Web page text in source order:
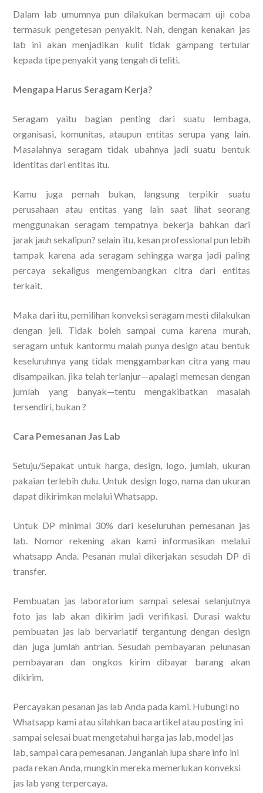
Dalam lab umumnya pun dilakukan bermacam uji coba
termasuk pengetesan penyakit. Nah, dengan kenakan jas
lab ini akan menjadikan kulit tidak gampang tertular
kepada tipe penyakit yang tengah di teliti.
Mengapa Harus Seragam Kerja?
Seragam yaitu bagian penting dari suatu lembaga,
organisasi, komunitas, ataupun entitas serupa yang lain.
Masalahnya seragam tidak ubahnya jadi suatu bentuk
identitas dari entitas itu.
Kamu juga pernah bukan, langsung terpikir suatu
perusahaan atau entitas yang lain saat lihat seorang
menggunakan seragam tempatnya bekerja bahkan dari
jarak jauh sekalipun? selain itu, kesan professional pun lebih
tampak karena ada seragam sehingga warga jadi paling
percaya sekaligus mengembangkan citra dari entitas
terkait.
Maka dari itu, pemilihan konveksi seragam mesti dilakukan
dengan jeli. Tidak boleh sampai cuma karena murah,
seragam untuk kantormu malah punya design atau bentuk
keseluruhnya yang tidak menggambarkan citra yang mau
disampaikan. jika telah terlanjur—apalagi memesan dengan
jumlah yang banyak—tentu mengakibatkan masalah
tersendiri, bukan ?
Cara Pemesanan Jas Lab
Setuju/Sepakat untuk harga, design, logo, jumlah, ukuran
pakaian terlebih dulu. Untuk design logo, nama dan ukuran
dapat dikirimkan melalui Whatsapp.
Untuk DP minimal 30% dari keseluruhan pemesanan jas
lab. Nomor rekening akan kami informasikan melalui
whatsapp Anda. Pesanan mulai dikerjakan sesudah DP di
transfer.
Pembuatan jas laboratorium sampai selesai selanjutnya
foto jas lab akan dikirim jadi verifikasi. Durasi waktu
pembuatan jas lab bervariatif tergantung dengan design
dan juga jumlah antrian. Sesudah pembayaran pelunasan
pembayaran dan ongkos kirim dibayar barang akan
dikirim.
Percayakan pesanan jas lab Anda pada kami. Hubungi no
Whatsapp kami atau silahkan baca artikel atau posting ini
sampai selesai buat mengetahui harga jas lab, model jas
lab, sampai cara pemesanan. Janganlah lupa share info ini
pada rekan Anda, mungkin mereka memerlukan konveksi
jas lab yang terpercaya.